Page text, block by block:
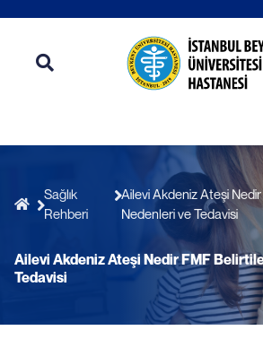
Sağlık
Rehberi
Ailevi Akdeniz Ateşi
Nedenleri ve Tedavisi
Ailevi Akdeniz Ateşi Nedir FMF
Tedavisi